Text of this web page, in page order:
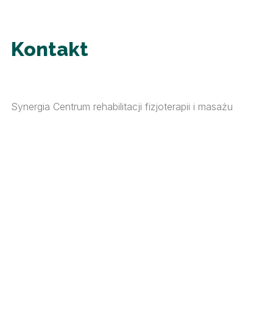
Kontakt
Synergia Centrum rehabilitacji fizjoterapii i masażu